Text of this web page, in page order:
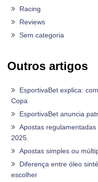
Racing
Reviews
Sem categoria
Outros artigos
EsportivaBet explica:
Copa
EsportivaBet anuncia
Apostas
2025.
Apostas simples ou
Diferença entre óleo
escolher